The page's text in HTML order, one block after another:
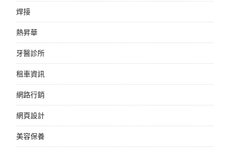
焊接
熱昇華
牙醫診所
租車資訊
網路行銷
網頁設計
美容保養